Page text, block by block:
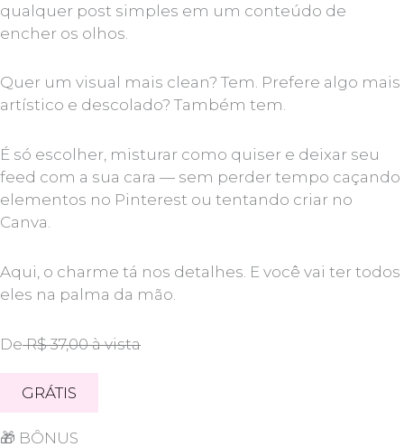
qualquer post simples em um conteúdo de
encher os olhos.
Quer um visual mais clean? Tem. Prefere algo mais
artístico e descolado? Também tem.
É só escolher, misturar como quiser e deixar seu
feed com a sua cara — sem perder tempo caçando
elementos no Pinterest ou tentando criar no
Canva.
Aqui, o charme tá nos detalhes. E você vai ter todos
eles na palma da mão.
DeR$ 37,00 à vista
GRÁTIS
🎁 BÔNUS